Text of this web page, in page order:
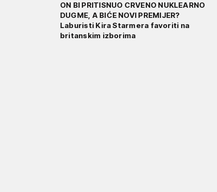
ON BI PRITISNUO CRVENO NUKLEARNO
DUGME, A BIĆE NOVI PREMIJER?
Laburisti Kira Starmera favoriti na
britanskim izborima